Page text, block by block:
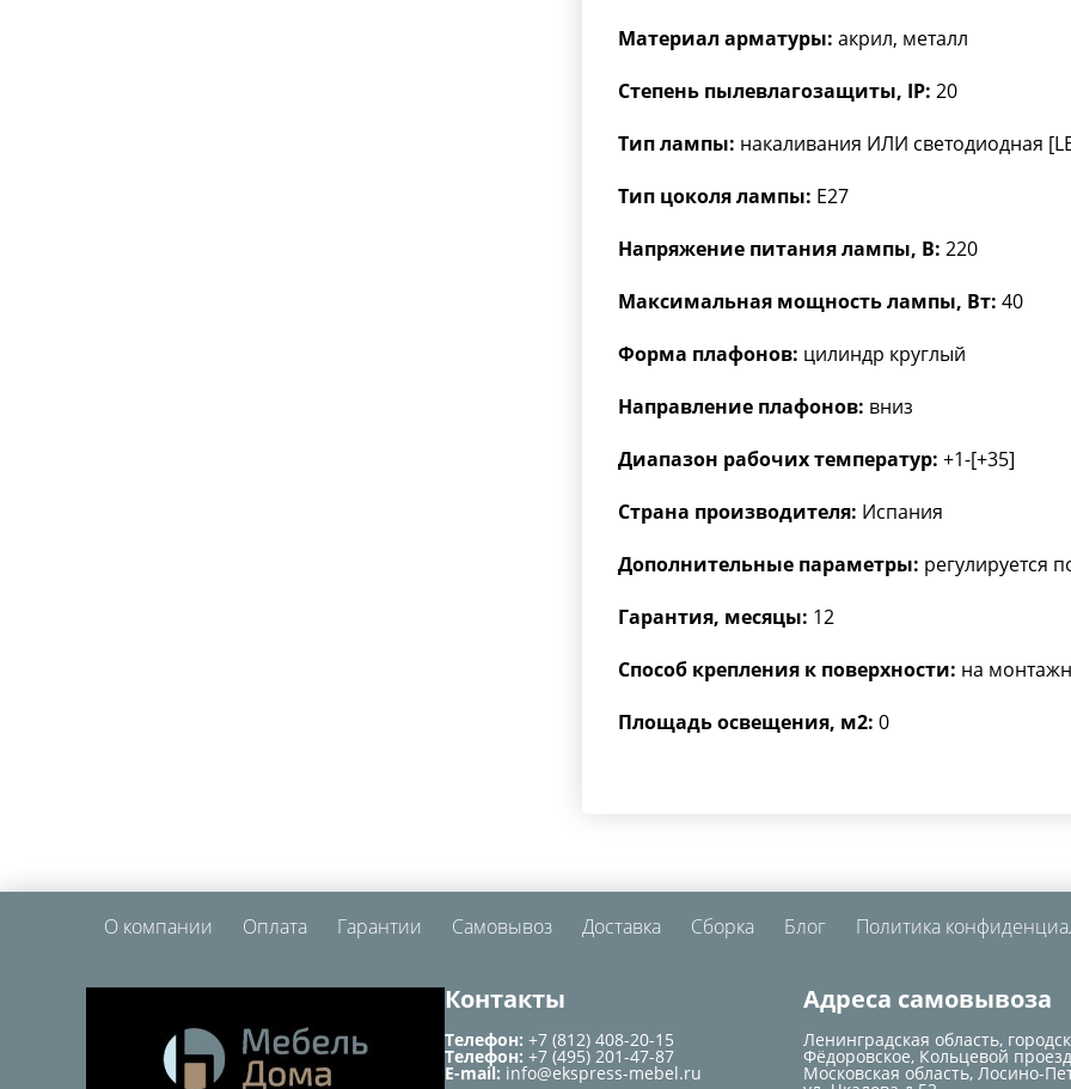
Материал арматуры: акрил, металл
Степень пылевлагозащиты, IP: 20
Тип лампы: накаливания ИЛИ светодиодная
Тип цоколя лампы: E27
Напряжение питания лампы, В: 220
Максимальная мощность лампы, Вт: 40
Форма плафонов: цилиндр круглый
Направление плафонов: вниз
Диапазон рабочих температур: +1-[+35]
Страна производителя: Испания
Дополнительные параметры: регулируется
Гарантия, месяцы: 12
Способ крепления к поверхности: на
Площадь освещения, м2: 0
О компании Оплата Гарантии Самовывоз Доставка Сборка Блог Политика
Контакты
Телефон: +7 (812) 408-20-15
Телефон: +7 (495) 201-47-87
E-mail: info@ekspress-mebel.ru
Адреса самовывоза
Ленинградская область,
Фёдоровское, Кольцевой
Московская область, Лосино-